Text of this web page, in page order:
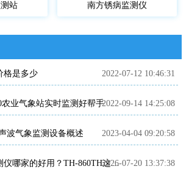
站 南方锈病监测仪
格是多少 2022-07-12 10:46:31
业气象站实时监测好帮手2022-09-14 14:25:08
波气象监测设备概述 2023-04-04 09:20:58
红外热成像生命探测仪哪家的好用？TH-860TH这款救援项目都在用
2026-07-20 13:37:38